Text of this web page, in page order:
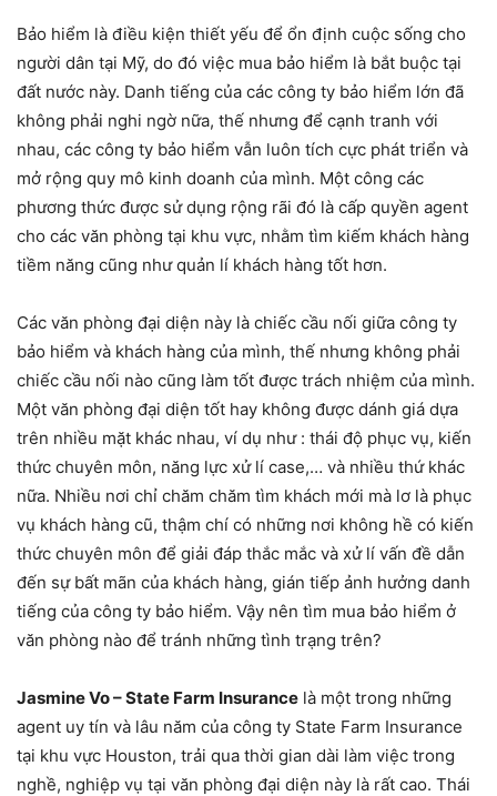
Bảo hiểm là điều kiện thiết yếu để ổn định cuộc sống cho
người dân tại Mỹ, do đó việc mua bảo hiểm là bắt buộc tại
đất nước này. Danh tiếng của các công ty bảo hiểm lớn đã
không phải nghi ngờ nữa, thế nhưng để cạnh tranh với
nhau, các công ty bảo hiểm vẫn luôn tích cực phát triển và
mở rộng quy mô kinh doanh của mình. Một công các
phương thức được sử dụng rộng rãi đó là cấp quyền agent
cho các văn phòng tại khu vực, nhằm tìm kiếm khách hàng
tiềm năng cũng như quản lí khách hàng tốt hơn.
Các văn phòng đại diện này là chiếc cầu nối giữa công ty
bảo hiểm và khách hàng của mình, thế nhưng không phải
chiếc cầu nối nào cũng làm tốt được trách nhiệm của mình.
Một văn phòng đại diện tốt hay không được dánh giá dựa
trên nhiều mặt khác nhau, ví dụ như : thái độ phục vụ, kiến
thức chuyên môn, năng lực xử lí case,… và nhiều thứ khác
nữa. Nhiều nơi chỉ chăm chăm tìm khách mới mà lơ là phục
vụ khách hàng cũ, thậm chí có những nơi không hề có kiến
thức chuyên môn để giải đáp thắc mắc và xử lí vấn đề dẫn
đến sự bất mãn của khách hàng, gián tiếp ảnh hưởng danh
tiếng của công ty bảo hiểm. Vậy nên tìm mua bảo hiểm ở
văn phòng nào để tránh những tình trạng trên?
Jasmine Vo – State Farm Insurance là một trong những
agent uy tín và lâu năm của công ty State Farm Insurance
tại khu vực Houston, trải qua thời gian dài làm việc trong
nghề, nghiệp vụ tại văn phòng đại diện này là rất cao. Thái